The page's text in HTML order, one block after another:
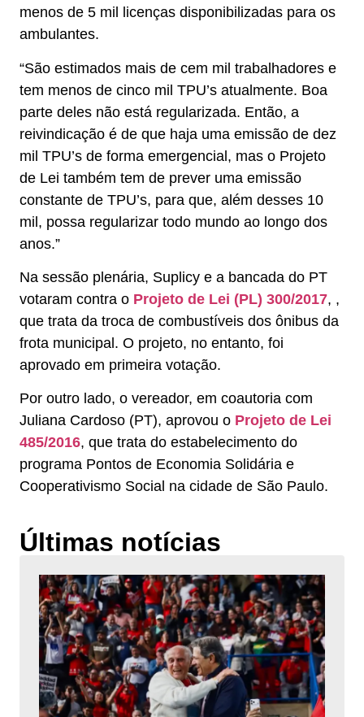
menos de 5 mil licenças disponibilizadas para os
ambulantes.
“São estimados mais de cem mil trabalhadores e
tem menos de cinco mil TPU’s atualmente. Boa
parte deles não está regularizada. Então, a
reivindicação é de que haja uma emissão de dez
mil TPU’s de forma emergencial, mas o Projeto
de Lei também tem de prever uma emissão
constante de TPU’s, para que, além desses 10
mil, possa regularizar todo mundo ao longo dos
anos.”
Na sessão plenária, Suplicy e a bancada do PT
votaram contra o Projeto de Lei (PL) 300/2017, ,
que trata da troca de combustíveis dos ônibus da
frota municipal. O projeto, no entanto, foi
aprovado em primeira votação.
Por outro lado, o vereador, em coautoria com
Juliana Cardoso (PT), aprovou o Projeto de Lei
485/2016, que trata do estabelecimento do
programa Pontos de Economia Solidária e
Cooperativismo Social na cidade de São Paulo.
Últimas notícias